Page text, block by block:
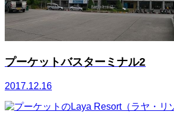
プーケットバスターミナル2
2017.12.16